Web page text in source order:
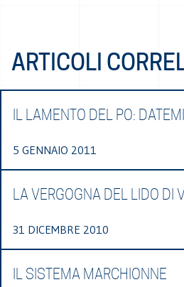
ARTICOLI
IL LAMENTO DEL PO:
5 GENNAIO 2011
LA VERGOGNA DEL LIDO DI
31 DICEMBRE 2010
IL SISTEMA MARCHIONNE